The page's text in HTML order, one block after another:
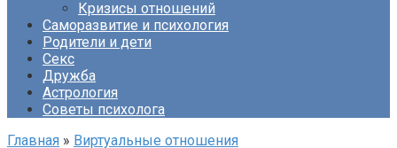
Кризисы отношений
Саморазвитие и психология
Родители и дети
Секс
Дружба
Астрология
Советы психолога
Главная » Виртуальные отношения